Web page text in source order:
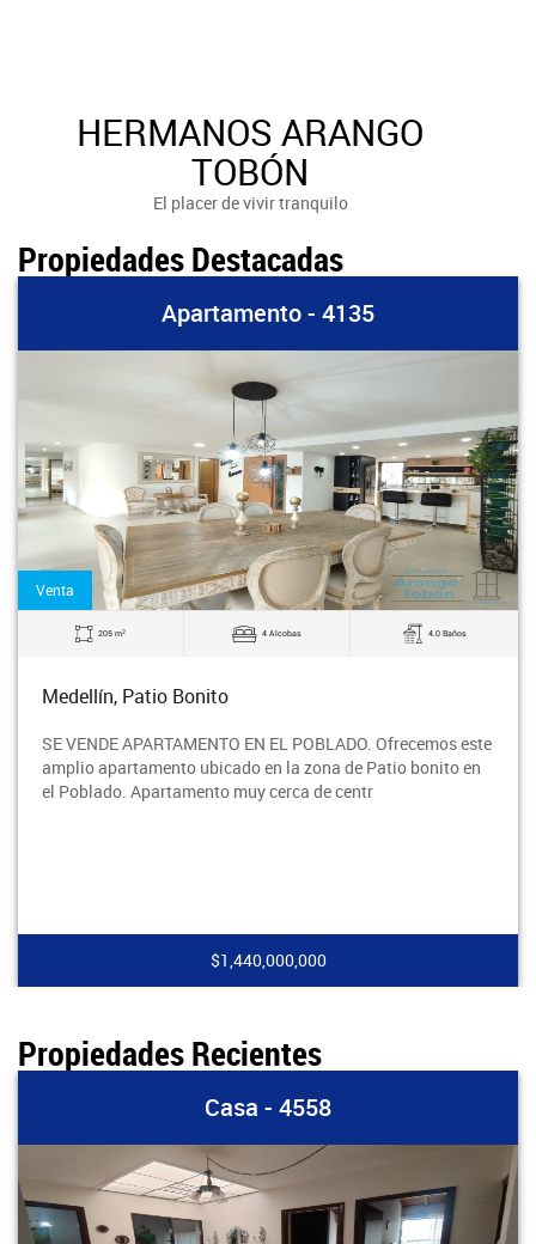
HERMANOS ARANGO
TOBÓN
El placer de vivir tranquilo
Propiedades Destacadas
Apartamento - 4135
Venta
205 m2 4 Alcobas 4.0 Baños
Medellín, Patio Bonito
SE VENDE APARTAMENTO EN EL POBLADO. Ofrecemos este
amplio apartamento ubicado en la zona de Patio bonito en
el Poblado. Apartamento muy cerca de centr
$1,440,000,000
Propiedades Recientes
Casa - 4558